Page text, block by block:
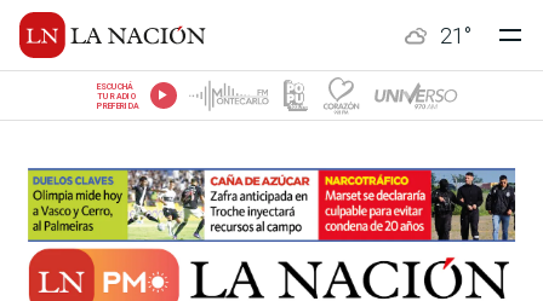
21 °
ESCUCHÁ
TU RADIO
PREFERIDA